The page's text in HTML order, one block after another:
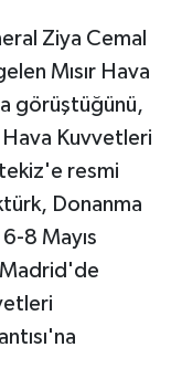
Ziya Cemal
Mısır Hava
görüştüğünü,
Kuvvetleri
resmi
Donanma
6-8 Mayıs
Madrid'de